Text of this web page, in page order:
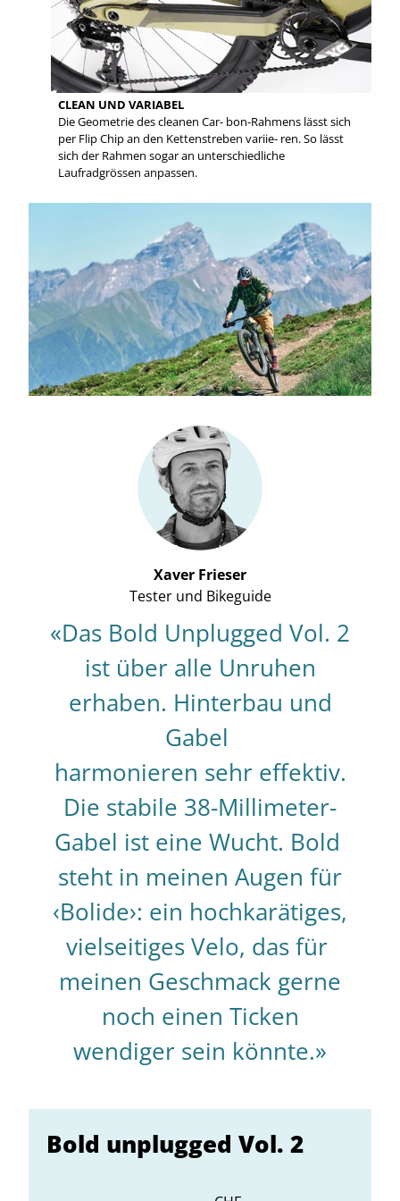
CLEAN UND VARIABEL
Die Geometrie des cleanen Car- bon-Rahmens lässt sich
per Flip Chip an den Kettenstreben variie- ren. So lässt
sich der Rahmen sogar an unterschiedliche
Laufradgrössen anpassen.
Xaver Frieser
Tester und Bikeguide
«Das Bold Unplugged Vol. 2
ist über alle Unruhen
erhaben. Hinterbau und
Gabel
harmonieren sehr effektiv.
Die stabile 38-Millimeter-
Gabel ist eine Wucht. Bold
steht in meinen Augen für
‹Bolide›: ein hochkarätiges,
vielseitiges Velo, das für
meinen Geschmack gerne
noch einen Ticken
wendiger sein könnte.»
Bold unplugged Vol. 2